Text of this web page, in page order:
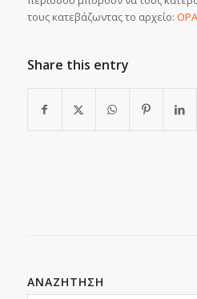
τους κατεβάζωντας το αρχείο:
Share this entry
ΑΝΑΖΗΤΗΣΗ